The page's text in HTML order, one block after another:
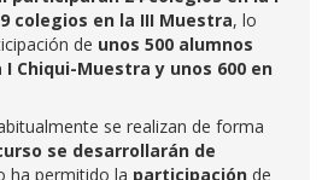
colegios en la III Muestra, lo
de unos 500 alumnos
Chiqui-Muestra y unos 600 en
se realizan de forma
se desarrollarán de
ha permitido la participación de